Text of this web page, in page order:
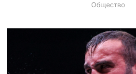
Общество